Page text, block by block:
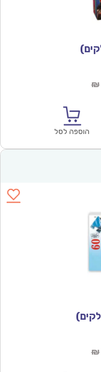
₪
הוספה לסל
₪